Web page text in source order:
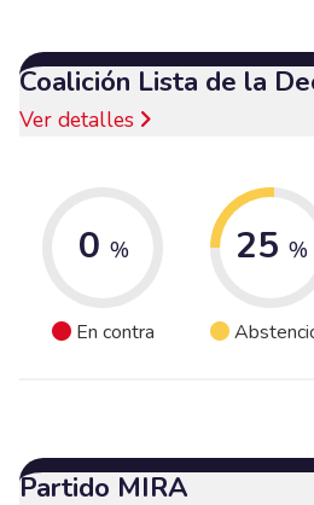
Coalición Lista de la
Ver detalles
0 %
En contra
25 %
Partido MIRA